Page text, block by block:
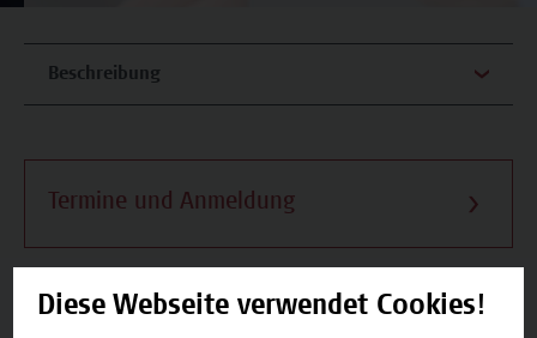
Beschreibung
Termine und Anmeldung
Diese Webseite verwendet Cookies!